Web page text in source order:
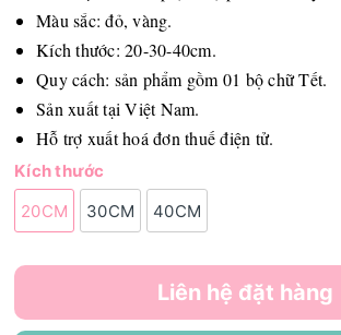
Màu sắc: đỏ, vàng.
Kích thước: 20-30-40cm.
Quy cách: sản phẩm gồm 01 bộ chữ Tết.
Sản xuất tại Việt Nam.
Hỗ trợ xuất hoá đơn thuế điện tử.
Kích thước
20CM
30CM 40CM
Liên hệ đặt hàng